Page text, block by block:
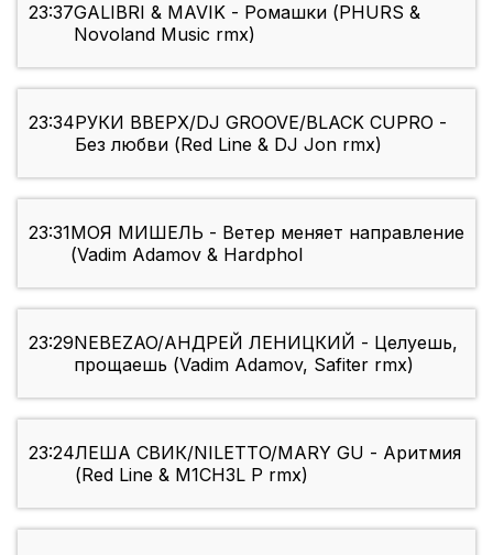
23:37GALIBRI & MAVIK - Ромашки (PHURS &
Novoland Music rmx)
23:34РУКИ ВВЕРХ/DJ GROOVE/BLACK CUPRO -
Без любви (Red Line & DJ Jon rmx)
23:31МОЯ МИШЕЛЬ - Ветер меняет направление
(Vadim Adamov & Hardphol
23:29NEBEZAO/АНДРЕЙ ЛЕНИЦКИЙ - Целуешь,
прощаешь (Vadim Adamov, Safiter rmx)
23:24ЛЕША СВИК/NILETTO/MARY GU - Аритмия
(Red Line & M1CH3L P rmx)